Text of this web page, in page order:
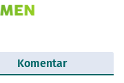
Komentar